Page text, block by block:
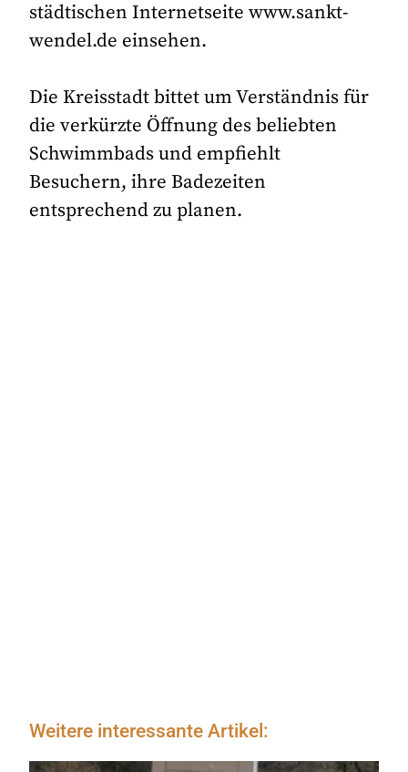
städtischen Internetseite www.sankt-
wendel.de einsehen.
Die Kreisstadt bittet um Verständnis für
die verkürzte Öffnung des beliebten
Schwimmbads und empfiehlt
Besuchern, ihre Badezeiten
entsprechend zu planen.
Weitere interessante Artikel: